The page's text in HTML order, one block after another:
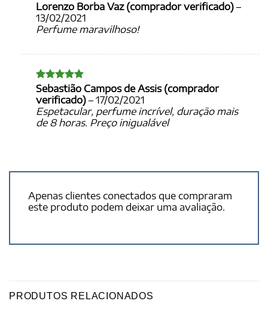
Avaliação5
de 5
Lorenzo Borba Vaz (comprador verificado) –
13/02/2021
Perfume maravilhoso!
Avaliação5
de 5
Sebastião Campos de Assis (comprador
verificado) – 17/02/2021
Espetacular, perfume incrível, duração mais
de 8 horas. Preço inigualável
Apenas clientes conectados que compraram
este produto podem deixar uma avaliação.
PRODUTOS RELACIONADOS